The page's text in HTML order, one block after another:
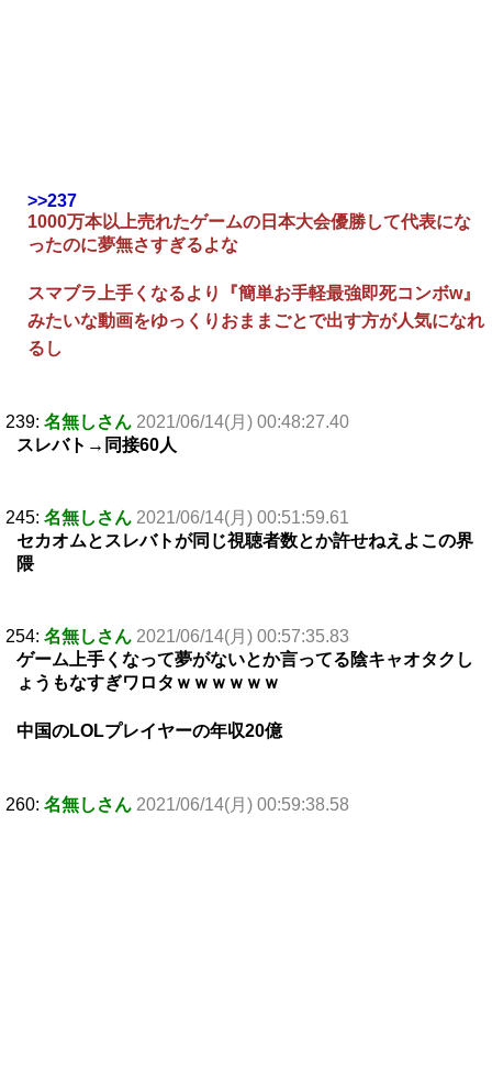
>>237
1000万本以上売れたゲームの日本大会優勝して代表にな
ったのに夢無さすぎるよな
スマブラ上手くなるより『簡単お手軽最強即死コンボw』
みたいな動画をゆっくりおままごとで出す方が人気になれ
るし
239: 名無しさん 2021/06/14(月) 00:48:27.40
スレバト→同接60人
245: 名無しさん 2021/06/14(月) 00:51:59.61
セカオムとスレバトが同じ視聴者数とか許せねえよこの界
隈
254: 名無しさん 2021/06/14(月) 00:57:35.83
ゲーム上手くなって夢がないとか言ってる陰キャオタクし
ょうもなすぎワロタｗｗｗｗｗｗ
中国のLOLプレイヤーの年収20億
260: 名無しさん 2021/06/14(月) 00:59:38.58